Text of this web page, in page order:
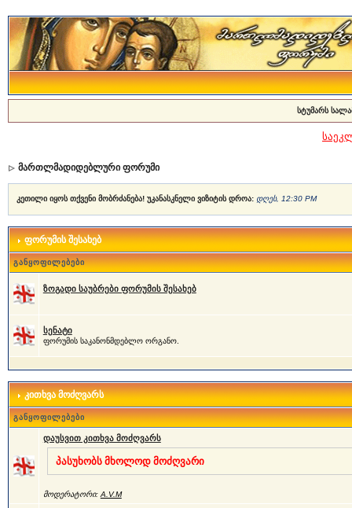
სტუმარს
მართლმადიდებლური ფორუმი
კეთილი იყოს თქვენი მობრძანება! უკანასკნელი ვიზიტის დროა: დღეს, 12:30 PM
ფორუმის შესახებ
განყოფილებები
ზოგადი საუბრები ფორუმის შესახებ
სენატი
ფორუმის საკანონმდებლო ორგანო.
კითხვა მოძღვარს
განყოფილებები
დაუსვით კითხვა მოძღვარს
პასუხობს მხოლოდ მოძღვარი
მოდერატორი: A.V.M